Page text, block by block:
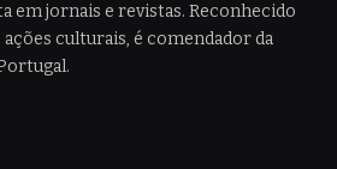
em jornais e revistas. Reconhecido
culturais, é comendador da